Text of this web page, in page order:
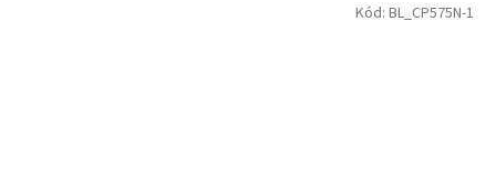
Kód: BL_CP575N-1